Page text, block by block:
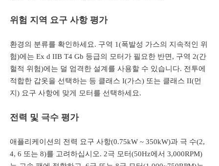
위험 지역 요구 사항 평가
환경의 분류를 확인하세요. 구역 1(폭발성 가스의 지속적인 위
험)에는 Ex d IIB T4 Gb 등급의 모터가 필요한 반면, 구역 2(간
헐적 위험)에는 덜 엄격한 설계를 사용할 수 있습니다. 전투에
적합한 갑옷을 선택하는 등 클래스 I(가스) 또는 클래스 II(먼
지) 요구 사항에 맞게 모터를 선택하세요.
전력 및 극수 평가
애플리케이션의 전력 요구 사항(0.75kW ~ 350kW)과 극 수(2,
4, 6 또는 8)를 고려하십시오. 2극 모터(50Hz에서 3,000RPM)